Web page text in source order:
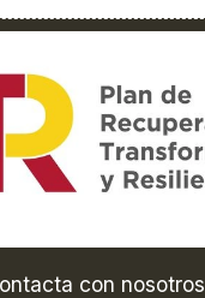
con nosotros